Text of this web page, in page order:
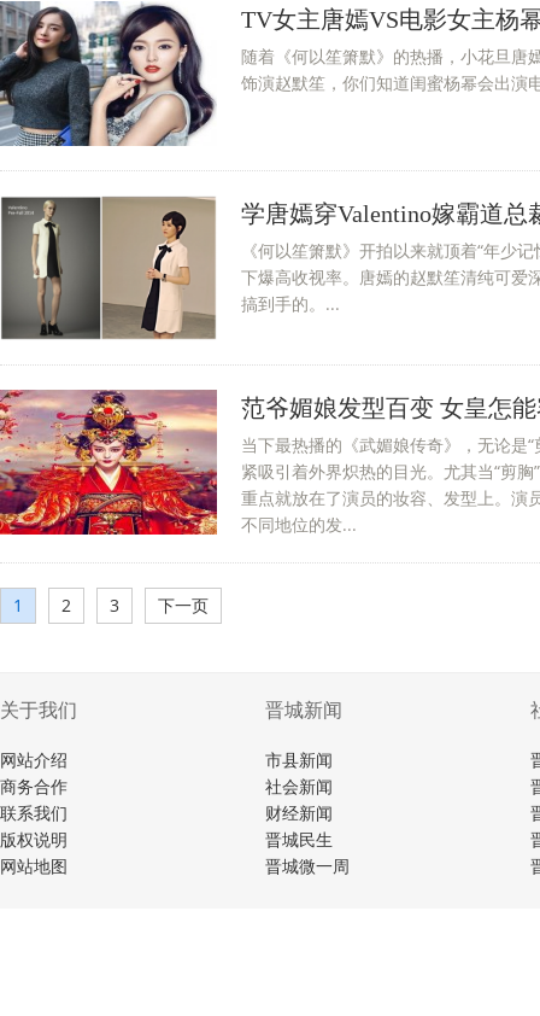
TV女主唐嫣VS电影女主杨
随着《何以笙箫默》的热播，小花旦唐
饰演赵默笙，你们知道闺蜜杨幂会出演
学唐嫣穿Valentino嫁霸道总
《何以笙箫默》开拍以来就顶着“年少
下爆高收视率。唐嫣的赵默笙清纯可爱
搞到手的。...
范爷媚娘发型百变 女皇怎
当下最热播的《武媚娘传奇》，无论是
紧吸引着外界炽热的目光。尤其当“剪
重点就放在了演员的妆容、发型上。演
不同地位的发...
1 2 3 下一页
关于我们
网站介绍
商务合作
联系我们
版权说明
网站地图
晋城新闻
市县新闻
社会新闻
财经新闻
晋城民生
晋城微一周